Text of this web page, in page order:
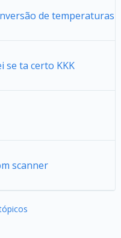
de temperaturas
se ta certo KKK
scanner